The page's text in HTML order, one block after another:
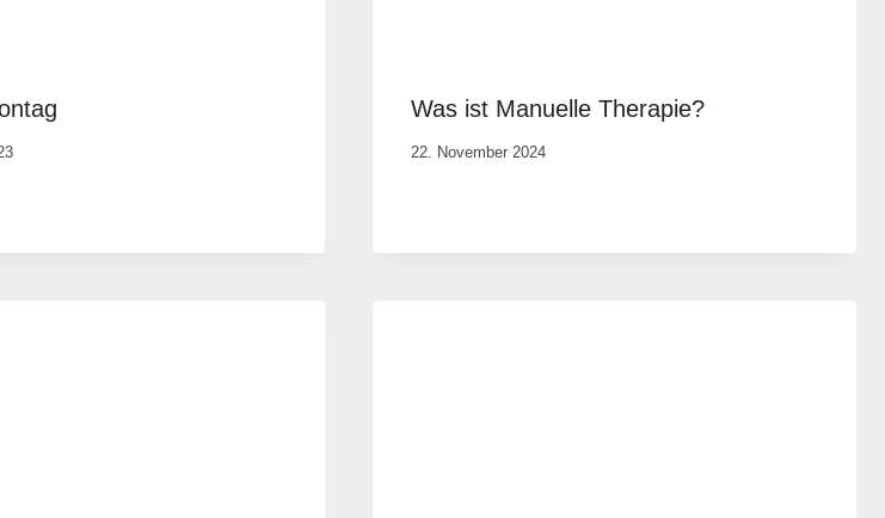
Was ist Manuelle Therapie?
Von
22. November 2024